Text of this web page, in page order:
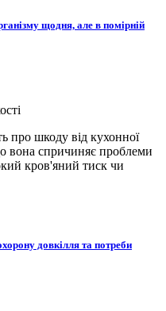
щодня, але в помірній
про шкоду від кухонної
вона спричиняє проблеми
кров'яний тиск чи
довкілля та потреби